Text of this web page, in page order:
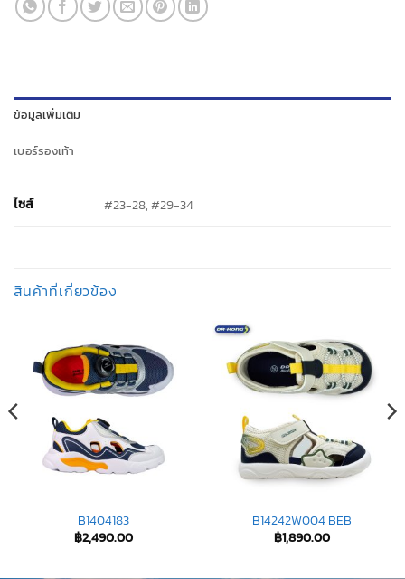
ข้อมูลเพิ่มเติม
เบอร์รองเท้า
ไซส์ #23-28, #29-34
สินค้าที่เกี่ยวข้อง
B1404183
฿2,490.00
B14242W004 BEB
฿1,890.00